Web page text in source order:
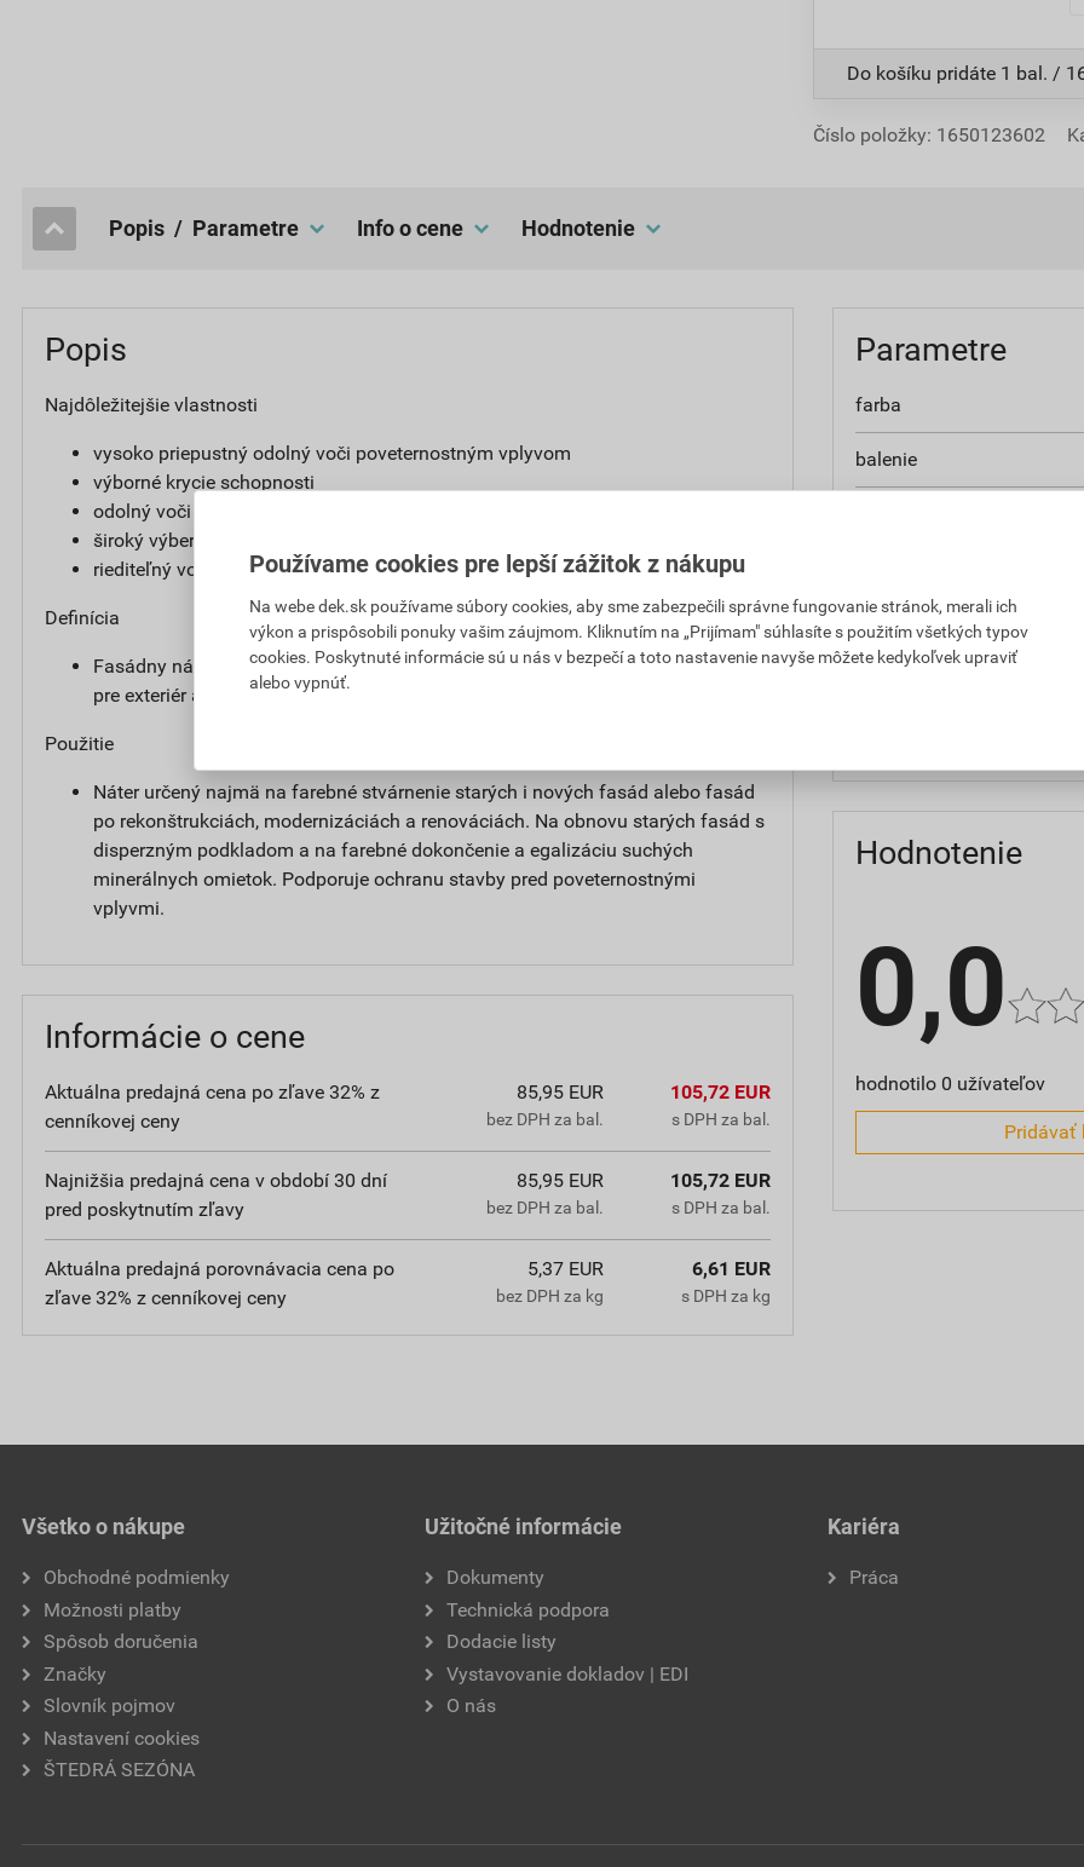
Do košíku pridáte 1 bal. /
Číslo položky: 1650123602
popis / Parametre Info o cene hodnotenie
Popis
Najdôležitejšie vlastnosti
vysoko priepustný odolný voči poveternostným vplyvom
výborné krycie schopnosti
odolný voči poveternostným vplyvom, UV žiareniu a priemyselným splodinám
široký výber odtieňov
riediteľný vodou
Definícia
Fasádny náter obsahujúci silikónovú disperziu, pripravený na priame použitie
pre exteriér aj interiér.
Použitie
Náter určený najmä na farebné stvárnenie starých i nových fasád alebo fasád
po rekonštrukciách, modernizáciách a renováciách. Na obnovu starých fasád s
disperzným podkladom a na farebné dokončenie a egalizáciu suchých
minerálnych omietok. Podporuje ochranu stavby pred poveternostnými
vplyvmi.
Informácie o cene
Aktuálna predajná cena po zľave 32% z
cenníkovej ceny
85,95 EUR
bez DPH za bal.
105,72 EUR
s DPH za bal.
Najnižšia predajná cena v období 30 dní
pred poskytnutím zľavy
85,95 EUR
bez DPH za bal.
105,72 EUR
s DPH za bal.
Aktuálna predajná porovnávacia cena po
zľave 32% z cenníkovej ceny
5,37 EUR
bez DPH za kg
6,61 EUR
s DPH za kg
Parametre
farba
balenie
typ
Hodnotenie
0,0
hodnotilo 0 užívateľov
Pridávať
Všetko o nákupe
Obchodné podmienky
Možnosti platby
Spôsob doručenia
Značky
Slovník pojmov
Nastavení cookies
ŠTEDRÁ SEZÓNA
Užitočné informácie
Dokumenty
Technická podpora
Dodacie listy
Vystavovanie dokladov | EDI
O nás
Kariéra
Práca
Používame cookies pre lepší zážitok z nákupu
Na webe dek.sk používame súbory cookies, aby sme zabezpečili správne fungovanie stránok, merali ich
výkon a prispôsobili ponuky vašim záujmom. Kliknutím na „Prijímam" súhlasíte s použitím všetkých typov
cookies. Poskytnuté informácie sú u nás v bezpečí a toto nastavenie navyše môžete kedykoľvek upraviť
alebo vypnúť.